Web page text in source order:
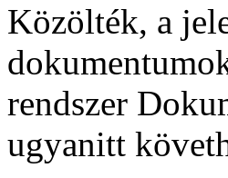
Közölték, a
rendszer
ugyanitt